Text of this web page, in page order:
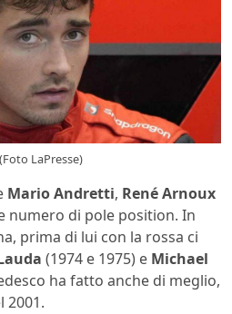
LaPresse)
Mario Andretti, René Arnoux
numero di pole position. In
prima di lui con la rossa ci
(1974 e 1975) e Michael
ha fatto anche di meglio,
2001.